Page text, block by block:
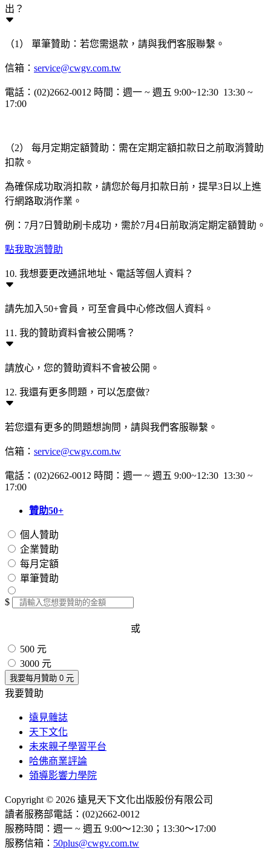
出？
（1） 單筆贊助：若您需退款，請與我們客服聯繫。
信箱： service@cwgv.com.tw
電話：(02)2662-0012 時間：週一 ~ 週五 9:00~12:30 13:30 ~
17:00
（2） 每月定期定額贊助：需在定期定額扣款日之前取消贊助
扣款。
為確保成功取消扣款，請您於每月扣款日前，提早3日以上進
行網路取消作業。
例：7月7日贊助刷卡成功，需於7月4日前取消定期定額贊助。
點我取消贊助
10. 我想要更改通訊地址、電話等個人資料？
請先加入50+會員，可至會員中心修改個人資料。
11. 我的贊助資料會被公開嗎？
請放心，您的贊助資料不會被公開。
12. 我還有更多問題，可以怎麼做?
若您還有更多的問題想詢問，請與我們客服聯繫。
信箱： service@cwgv.com.tw
電話：(02)2662-0012 時間：週一 ~ 週五 9:00~12:30 13:30 ~
17:00
贊助50+
個人贊助
企業贊助
每月定額
單筆贊助
$
或
500 元
3000 元
我要每月贊助 0 元
我要贊助
遠見雜誌
天下文化
未來親子學習平台
哈佛商業評論
領導影響力學院
Copyright © 2026 遠見天下文化出版股份有限公司
讀者服務部電話：(02)2662-0012
服務時間：週一 ~ 週五 9:00～12:30；13:30～17:00
服務信箱： 50plus@cwgv.com.tw